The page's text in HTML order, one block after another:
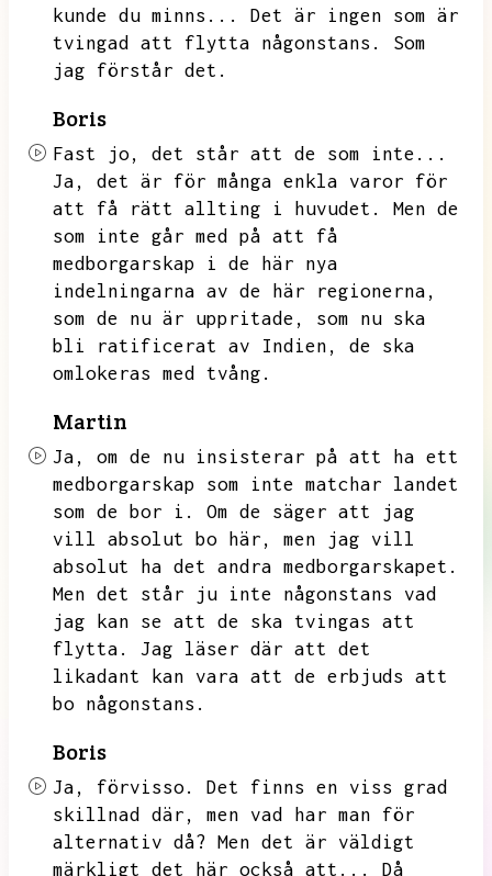
kunde du minns...
Det är ingen som är
tvingad att flytta någonstans.
Som
jag förstår det.
Boris
Fast jo,
det står att de som inte...
Ja,
det är för många enkla varor för
att få rätt allting i huvudet.
Men de
som inte går med på att få
medborgarskap i de här nya
indelningarna av de här regionerna,
som de nu är uppritade,
som nu ska
bli ratificerat av Indien,
de ska
omlokeras med tvång.
Martin
Ja,
om de nu insisterar på att ha ett
medborgarskap som inte matchar landet
som de bor i.
Om de säger att jag
vill absolut bo här,
men jag vill
absolut ha det andra medborgarskapet.
Men det står ju inte någonstans vad
jag kan se att de ska tvingas att
flytta.
Jag läser där att det
likadant kan vara att de erbjuds att
bo någonstans.
Boris
Ja, förvisso.
Det finns en viss grad
skillnad där,
men vad har man för
alternativ då? Men det är väldigt
märkligt det här också att...
Då